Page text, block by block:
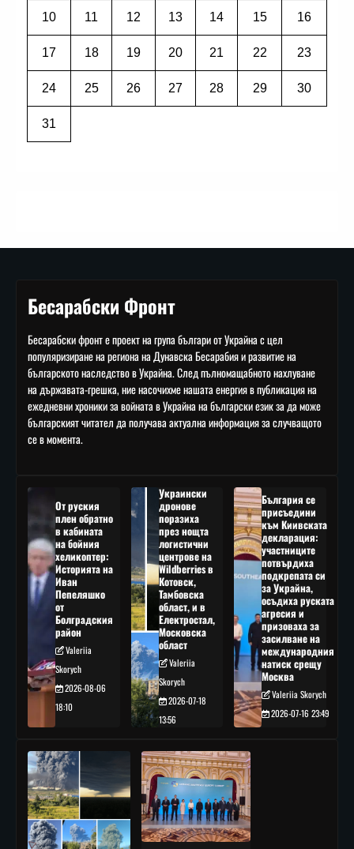
10 11 12 13 14 15 16
17 18 19 20 21 22 23
24 25 26 27 28 29 30
31
Бесарабски Фронт
Бесарабски фронт е проект на група българи от Украйна с цел
популяризиране на региона на Дунавска Бесарабия и развитие на
българското наследство в Украйна. След пълномащабното нахлуване
на държавата-грешка, ние насочихме нашата енергия в публикация на
ежедневни хроники за войната в Украйна на български език за да може
българският читател да получава актуална информация за случващото
се в момента.
От руския
плен обратно
в кабината
на бойния
хеликоптер:
Историята на
Иван
Пепеляшко
от
Болградския
район
Valeriia
Skorych
2026-08-06
18:10
Украински
дронове
поразиха
през нощта
логистични
центрове на
Wildberries в
Котовск,
Тамбовска
област, и в
Електростал,
Московска
област
Valeriia
Skorych
2026-07-18
13:56
България се
присъедини
към Киивската
декларация:
участниците
потвърдиха
подкрепата си
за Украйна,
осъдиха руската
агресия и
призоваха за
засилване на
международния
натиск срещу
Москва
Valeriia Skorych
2026-07-16 23:49